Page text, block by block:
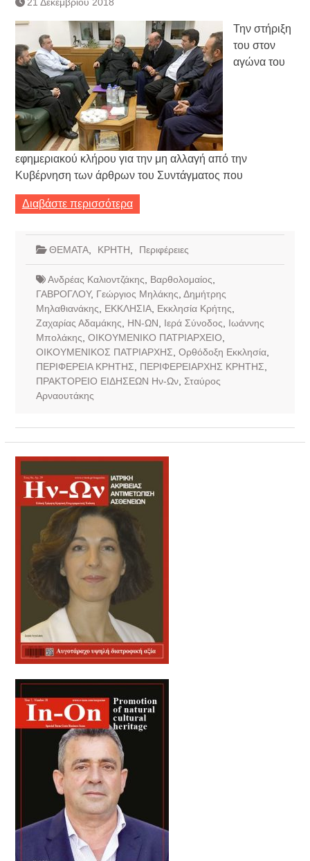
Κατάργηση βιβλιαρίων Υγείας
Ημερήσιο Δελτίο Τιμών
Συναλλάγματος &
Τραπεζογραμματίων 7-3-2019
Ημερήσιο Δελτίο Τιμών
Συναλλάγματος &
Τραπεζογραμματίων 4-3-2019
Κάθοδος αγροτών
Την στήριξη
του στον
αγώνα του
εφημεριακού κλήρου για την μη αλλαγή από την
Κυβέρνηση των άρθρων του Συντάγματος που
Διαβάστε περισσότερα
ΘΕΜΑΤΑ, ΚΡΗΤΗ Περιφέρειες
Ανδρέας Καλιοντζάκης Βαρθολομαίος
ΓΑΒΡΟΓΛΟΥ, Γεώργιος Μηλάκης Δημήτρης
Μηλαθιανάκης
ΕΚΚΛΗΣΙΑ, Εκκλησία Κρήτης
Ζαχαρίας Αδαμάκης
ΗΝ-ΩΝ Ιερά Σύνοδος
Ιωάννης
Μπολάκης ΟΙΚΟΥΜΕΝΙΚΟ ΠΑΤΡΙΑΡΧΕΙΟ
ΟΙΚΟΥΜΕΝΙΚΟΣ ΠΑΤΡΙΑΡΧΗΣ Ορθόδοξη Εκκλησία,
ΠΕΡΙΦΕΡΕΙΑ ΚΡΗΤΗΣ
ΠΕΡΙΦΕΡΕΙΑΡΧΗΣ ΚΡΗΤΗΣ
ΠΡΑΚΤΟΡΕΙΟ ΕΙΔΗΣΕΩΝ Ην-Ων, Σταύρος
Αρναουτάκης